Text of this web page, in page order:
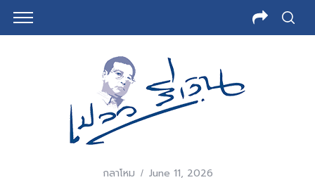
กลาโหม June 11, 2026